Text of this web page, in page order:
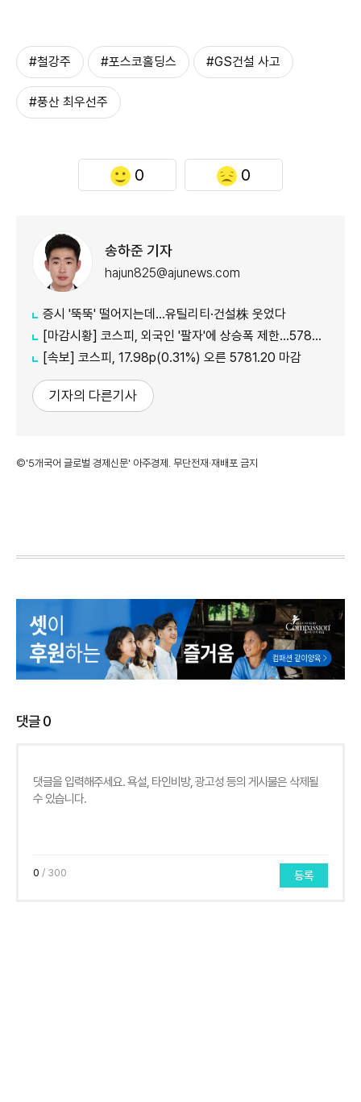
#철강주 #포스코홀딩스 #GS건설 사고
#풍산 최우선주
0 0
송하준 기자
hajun825@ajunews.com
증시 '뚝뚝' 떨어지는데…유틸리티·건설株 웃었다
[마감시황] 코스피, 외국인 '팔자'에 상승폭 제한…5780선 마감
[속보] 코스피, 17.98p(0.31%) 오른 5781.20 마감
기자의 다른기사
©'5개국어 글로벌 경제신문' 아주경제. 무단전재·재배포 금지
댓글0
0 / 300 등록